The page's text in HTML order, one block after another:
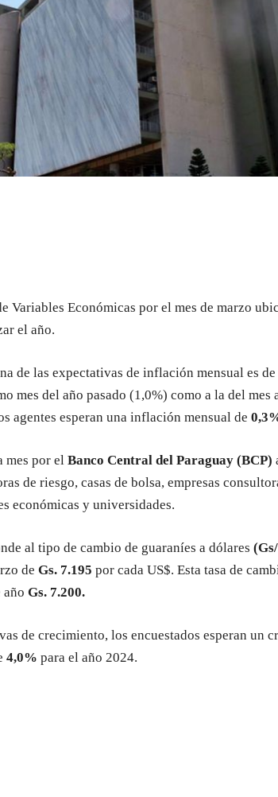
Variables Económicas por el mes de marzo
el año.
de las expectativas de inflación mensual es de
mes del año pasado (1,0%) como a la del mes
agentes esperan una inflación mensual de
mes por el Banco Central del Paraguay (BCP)
de riesgo, casas de bolsa, empresas
económicas y universidades.
al tipo de cambio de guaraníes a dólares
de Gs. 7.195 por cada US$. Esta tasa de
año Gs. 7.200.
de crecimiento, los encuestados esperan un
4,0% para el año 2024.